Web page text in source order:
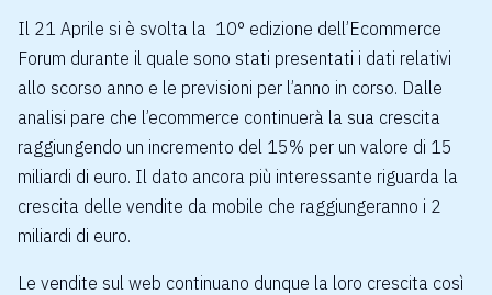
Il 21 Aprile si è svolta la 10° edizione dell’Ecommerce
Forum durante il quale sono stati presentati i dati relativi
allo scorso anno e le previsioni per l’anno in corso. Dalle
analisi pare che l’ecommerce continuerà la sua crescita
raggiungendo un incremento del 15% per un valore di 15
miliardi di euro. Il dato ancora più interessante riguarda la
crescita delle vendite da mobile che raggiungeranno i 2
miliardi di euro.
Le vendite sul web continuano dunque la loro crescita così